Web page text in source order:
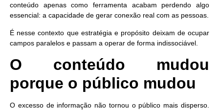
conteúdo apenas como ferramenta acabam perdendo algo
essencial: a capacidade de gerar conexão real com as pessoas.
É nesse contexto que estratégia e propósito deixam de ocupar
campos paralelos e passam a operar de forma indissociável.
O conteúdo mudou
porque o público mudou
O excesso de informação não tornou o público mais disperso.